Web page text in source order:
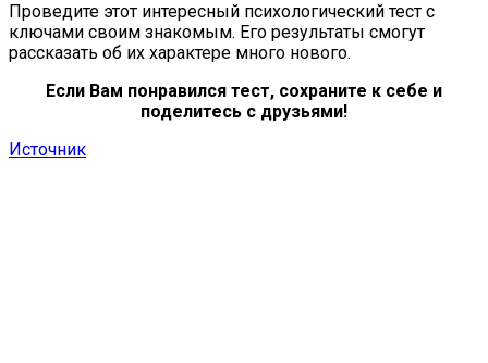
Проведите этот интересный психологический тест с
ключами своим знакомым. Его результаты смогут
рассказать об их характере много нового.
Если Вам понравился тест, сохраните к себе и
поделитесь с друзьями!
Источник